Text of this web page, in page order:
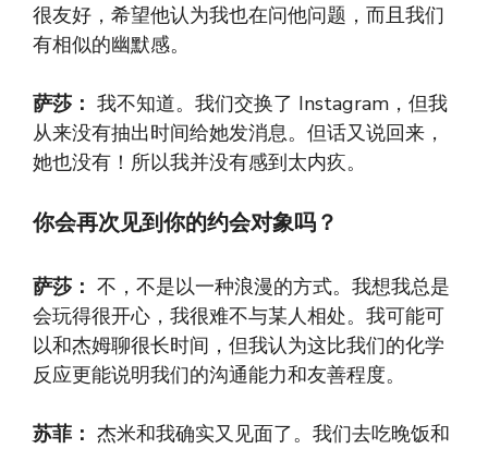
很友好，希望他认为我也在问他问题，而且我们
有相似的幽默感。
萨莎： 我不知道。我们交换了 Instagram，但我
从来没有抽出时间给她发消息。但话又说回来，
她也没有！所以我并没有感到太内疚。
你会再次见到你的约会对象吗？
萨莎： 不，不是以一种浪漫的方式。我想我总是
会玩得很开心，我很难不与某人相处。我可能可
以和杰姆聊很长时间，但我认为这比我们的化学
反应更能说明我们的沟通能力和友善程度。
苏菲： 杰米和我确实又见面了。我们去吃晚饭和